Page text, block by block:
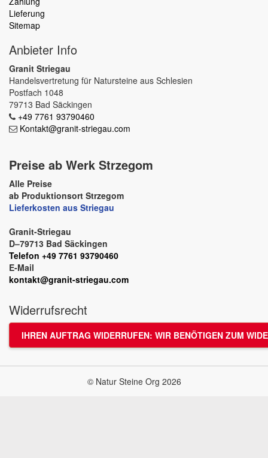
Lieferung
Sitemap
Anbieter Info
Granit Striegau
Handelsvertretung für Natursteine aus Schlesien
Postfach 1048
79713 Bad Säckingen
+49 7761 93790460
Kontakt@granit-striegau.com
Preise ab Werk Strzegom
Alle Preise
ab Produktionsort Strzegom
Lieferkosten aus Striegau
Granit-Striegau
D–79713 Bad Säckingen
Telefon +49 7761 93790460
E-Mail
kontakt@granit-striegau.com
Widerrufsrecht
IHREN AUFTRAG WIDERRUFEN: WIR BENÖTIGEN ZUM
© Natur Steine Org 2026